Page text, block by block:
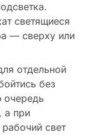
светящиеся
— сверху или
отдельной
без
а при
свет